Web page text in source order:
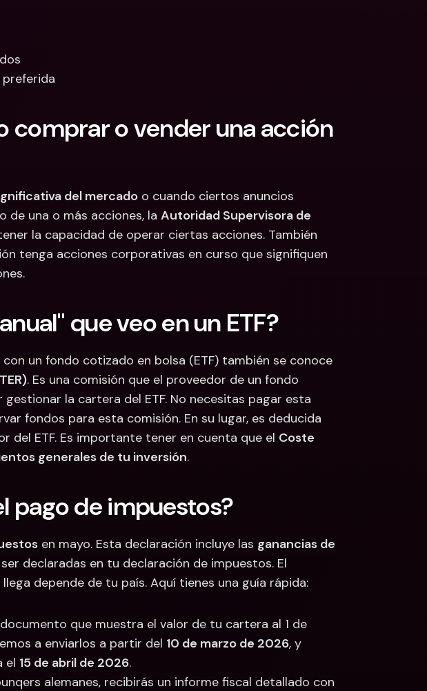
preferida
comprar o vender una acción
del mercado o cuando ciertos anuncios
de una o más acciones, la Autoridad Supervisora de
la capacidad de operar ciertas acciones. También
tenga acciones corporativas en curso que signifiquen
que veo en un ETF?
un fondo cotizado en bolsa (ETF) también se conoce
. Es una comisión que el proveedor de un fondo
la cartera del ETF. No necesitas pagar esta
fondos para esta comisión. En su lugar, es deducida
del ETF. Es importante tener en cuenta que el Coste
generales de tu inversión.
pago de impuestos?
en mayo. Esta declaración incluye las ganancias de
declaradas en tu declaración de impuestos. El
depende de tu país. Aquí tienes una guía rápida:
que muestra el valor de tu cartera al 1 de
a enviarlos a partir del 10 de marzo de 2026, y
el 15 de abril de 2026.
alemanes, recibirás un informe fiscal detallado con